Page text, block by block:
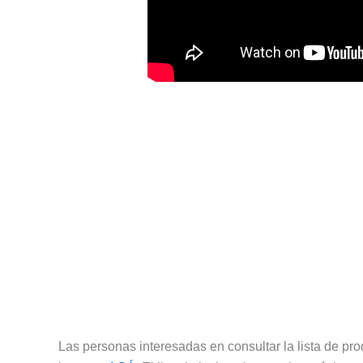
Las personas interesadas en consultar la lista de